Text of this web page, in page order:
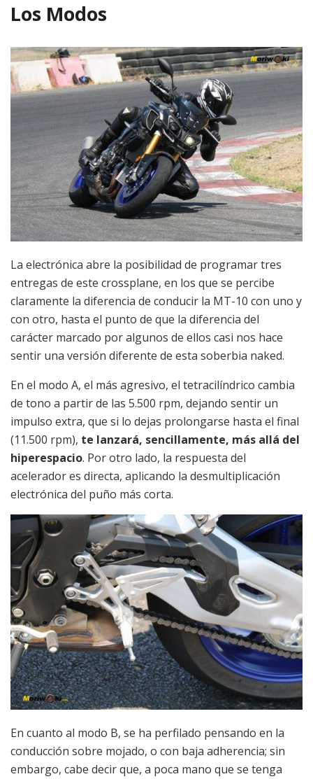
Los Modos
La electrónica abre la posibilidad de programar tres
entregas de este crossplane, en los que se percibe
claramente la diferencia de conducir la MT-10 con uno y
con otro, hasta el punto de que la diferencia del
carácter marcado por algunos de ellos casi nos hace
sentir una versión diferente de esta soberbia naked.
En el modo A, el más agresivo, el tetracilíndrico cambia
de tono a partir de las 5.500 rpm, dejando sentir un
impulso extra, que si lo dejas prolongarse hasta el final
(11.500 rpm), te lanzará, sencillamente, más allá del
hiperespacio. Por otro lado, la respuesta del
acelerador es directa, aplicando la desmultiplicación
electrónica del puño más corta.
En cuanto al modo B, se ha perfilado pensando en la
conducción sobre mojado, o con baja adherencia; sin
embargo, cabe decir que, a poca mano que se tenga